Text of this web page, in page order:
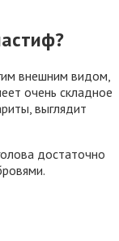
внешним видом,
очень складное
выглядит
достаточно